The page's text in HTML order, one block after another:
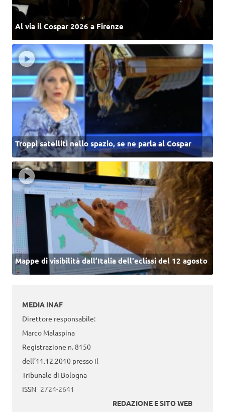
Al via il Cospar 2026 a Firenze
Troppi satelliti nello spazio, se ne parla al Cospar
Mappe di visibilità dall’Italia dell'eclissi del 12 agosto
MEDIA INAF
Direttore responsabile:
Marco Malaspina
Registrazione n. 8150
dell’11.12.2010 presso il
Tribunale di Bologna
ISSN 2724-2641
REDAZIONE E SITO WEB